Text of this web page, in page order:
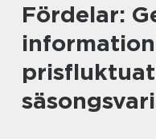
Fördelar: